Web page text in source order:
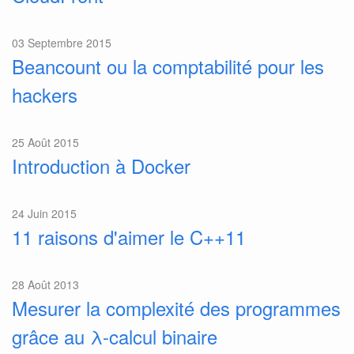
03 Septembre 2015
Beancount ou la comptabilité pour les
hackers
25 Août 2015
Introduction à Docker
24 Juin 2015
11 raisons d'aimer le C++11
28 Août 2013
Mesurer la complexité des programmes
grâce au λ-calcul binaire